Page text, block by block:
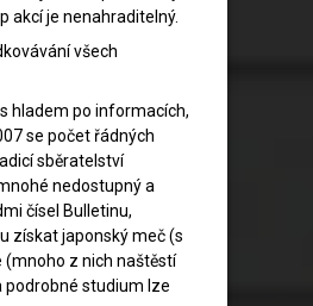
akcí je nenahraditelný.
všech
hladem po informacích,
se počet řádných
sběratelství
nedostupný a
čísel Bulletinu,
získat japonský meč (s
(mnoho z nich naštěstí
podrobné studium lze